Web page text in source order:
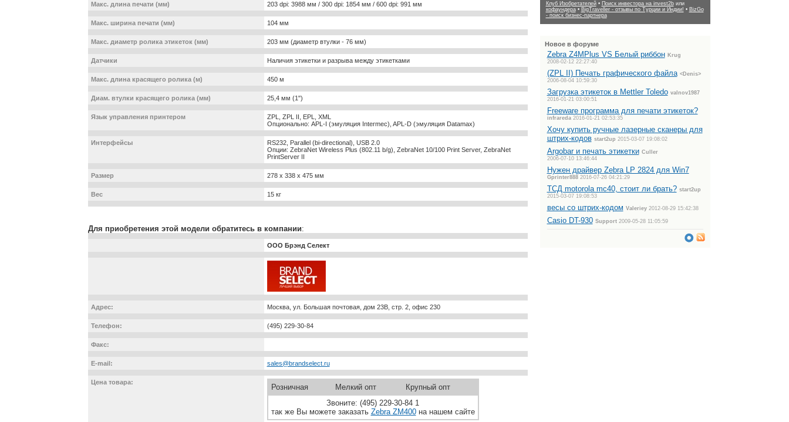
Макс. длина печати (мм) 203 dpi: 3988 мм / 300 dpi: 1854 мм / 600 dpi: 991 мм
Макс. ширина печати (мм) 104 мм
Макс. диаметр ролика этикеток (мм) 203 мм (диаметр втулки - 76 мм)
Датчики Наличия этикетки и разрыва между этикетками
Макс. длина красящего ролика (м) 450 м
Диам. втулки красящего ролика (мм) 25,4 мм (1")
Язык управления принтером
ZPL, ZPL II, EPL, XML
Опционально: APL-I (эмуляция Intermec), APL-D (эмуляция Datamax)
Интерфейсы
RS232, Parallel (bi-directional), USB 2.0
Опции: ZebraNet Wireless Plus (802.11 b/g), ZebraNet 10/100 Print Server, ZebraNet
PrintServer II
Размер 278 x 338 x 475 мм
Вес 15 кг
Для приобретения этой модели обратитесь в компании:
ООО Брэнд Селект
Адрес: Москва, ул. Большая почтовая, дом 23B, стр. 2, офис 230
Телефон: (495) 229-30-84
Факс:
E-mail: sales@brandselect.ru
Цена товара:
Розничная Мелкий опт
Крупный опт
Звоните: (495) 229-30-84 1
так же Вы можете заказать Zebra ZM400на нашем сайте
Клуб Изобретателей• Поиск инвестора на invest2bили
кофаундера• BigTraveller - отзывы по Турции и Индии! • BizGo
- поиск бизнес-партнера
Новое в форуме
Zebra Z4MPlus VS Белый риббон
Krug
2008-02-12 22:27:40
(ZPL II) Печать графического файла <Denis>
2006-08-04 10:59:30
Загрузка этикеток в Mettler Toledo valnov1987
2016-01-21 03:00:51
Freeware программа для печати этикеток?
infrareda 2016-01-21 02:53:35
Хочу купить ручные лазерные сканеры для
штрих-кодов start2up 2015-03-07 19:08:02
Argobar и печать этикетки Culler
2006-07-10 13:46:44
Нужен драйвер Zebra LP 2824 для Win7
Gprinter888 2016-07-26 04:21:29
ТСД motorola mc40, стоит ли брать? start2up
2015-03-07 19:08:53
весы со штрих-кодом Valeriey 2012-08-29 15:42:38
Casio DT-930 Support 2009-05-28 11:05:59